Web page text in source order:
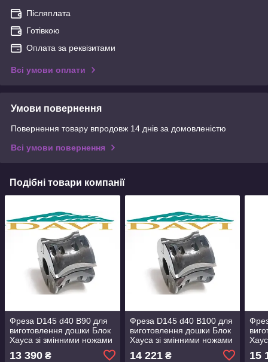
Післяплата
Готівкою
Оплата за реквізитами
Всі умови оплати
Умови повернення
Повернення товару впродовж 14 днів за домовленістю
Всі умови повернення
Подібні товари компанії
Фреза D145 d40 B90 для
виготовлення дошки Блок
Хауса зі змінними ножами
13 390 ₴
Фреза D145 d40 B100 для
виготовлення дошки Блок
Хауса зі змінними ножами
14 221₴ 15